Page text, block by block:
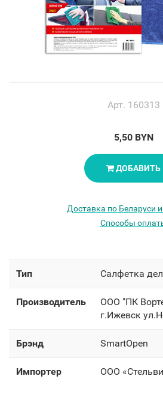
Арт. 160313
5,50 BYN
ДОБАВИТЬ
Доставка по Беларуси
Способы
Тип Салфетка
Производитель
OOO "ПК
г.Ижевск
Брэнд SmartOpen
Импортер OOO